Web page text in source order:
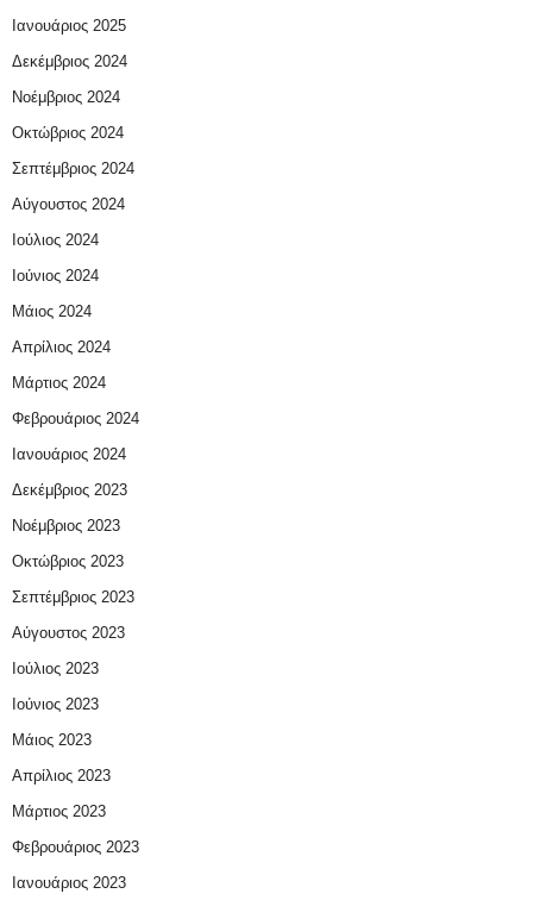
Ιανουάριος 2025
Δεκέμβριος 2024
Νοέμβριος 2024
Οκτώβριος 2024
Σεπτέμβριος 2024
Αύγουστος 2024
Ιούλιος 2024
Ιούνιος 2024
Μάιος 2024
Απρίλιος 2024
Μάρτιος 2024
Φεβρουάριος 2024
Ιανουάριος 2024
Δεκέμβριος 2023
Νοέμβριος 2023
Οκτώβριος 2023
Σεπτέμβριος 2023
Αύγουστος 2023
Ιούλιος 2023
Ιούνιος 2023
Μάιος 2023
Απρίλιος 2023
Μάρτιος 2023
Φεβρουάριος 2023
Ιανουάριος 2023